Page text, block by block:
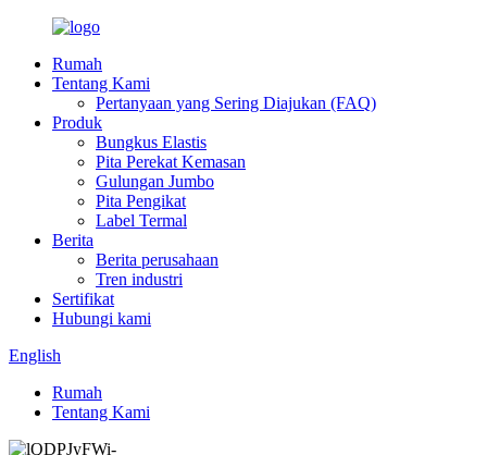
Rumah
Tentang Kami
Pertanyaan yang Sering Diajukan (FAQ)
Produk
Bungkus Elastis
Pita Perekat Kemasan
Gulungan Jumbo
Pita Pengikat
Label Termal
Berita
Berita perusahaan
Tren industri
Sertifikat
Hubungi kami
English
Rumah
Tentang Kami